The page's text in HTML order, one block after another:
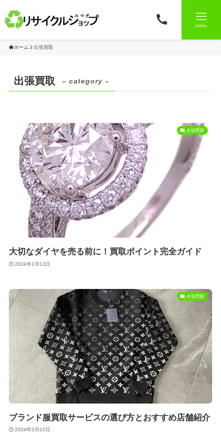
menu
ホーム 出張買取
出張買取 – category –
出張買取
大切なダイヤを売る前に！買取ポイント完全ガイド
2024年2月13日
出張買取
ブランド服買取サービスの選び方とおすすめ店舗紹介
2024年2月12日